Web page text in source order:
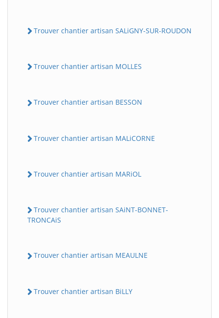
Trouver chantier artisan SALiGNY-SUR-ROUDON
Trouver chantier artisan MOLLES
Trouver chantier artisan BESSON
Trouver chantier artisan MALiCORNE
Trouver chantier artisan MARiOL
Trouver chantier artisan SAiNT-BONNET-
TRONCAiS
Trouver chantier artisan MEAULNE
Trouver chantier artisan BiLLY